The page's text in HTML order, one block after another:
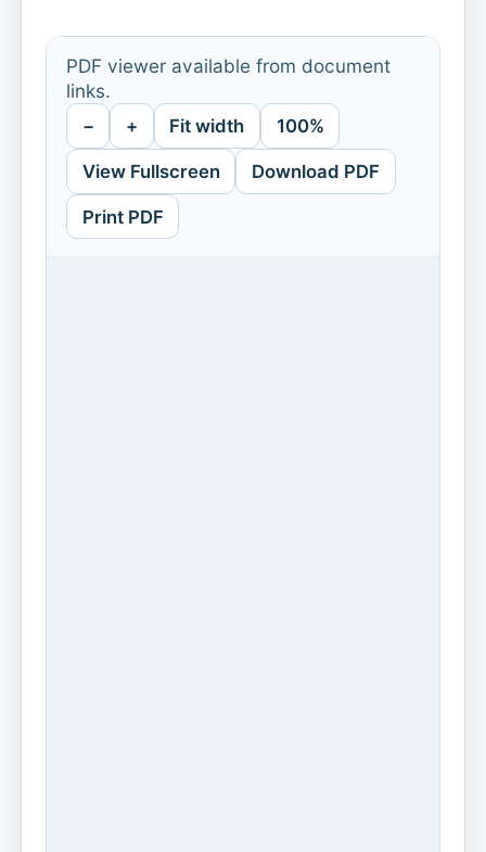
PDF viewer available from document
links.
− + Fit width 100%
View Fullscreen Download PDF
Print PDF